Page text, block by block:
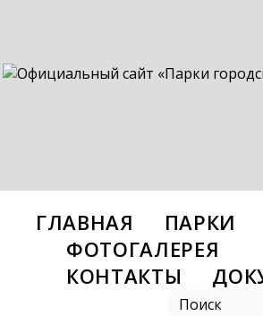
ГЛАВНАЯ ПАРКИ
ФОТОГАЛЕРЕЯ
КОНТАКТЫ